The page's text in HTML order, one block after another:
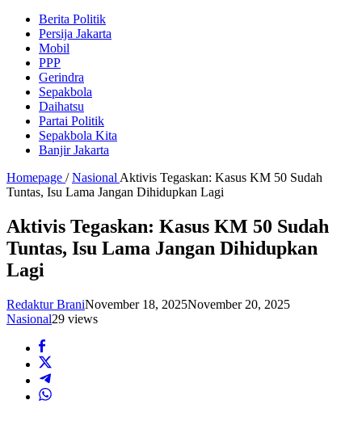
Berita Politik
Persija Jakarta
Mobil
PPP
Gerindra
Sepakbola
Daihatsu
Partai Politik
Sepakbola Kita
Banjir Jakarta
Homepage / Nasional Aktivis Tegaskan: Kasus KM 50 Sudah
Tuntas, Isu Lama Jangan Dihidupkan Lagi
Aktivis Tegaskan: Kasus KM 50 Sudah
Tuntas, Isu Lama Jangan Dihidupkan
Lagi
Redaktur BraniNovember 18, 2025November 20, 2025
Nasional29 views